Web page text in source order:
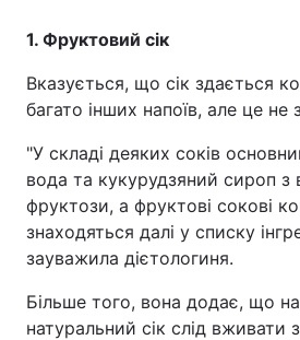
1. Фруктовий сік
Вказується, що сік здається
багато інших напоїв, але це не
"У складі деяких соків
вода та кукурудзяний сироп
фруктози, а фруктові сокові
знаходяться далі у списку
зауважила дієтологиня.
Більше того, вона додає, що
натуральний сік слід вживати